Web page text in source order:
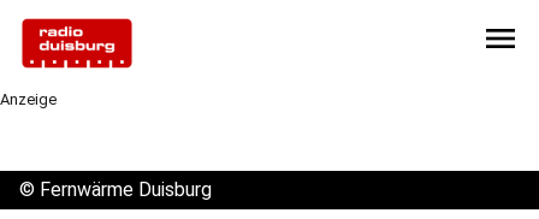
menu
Anzeige
© Fernwärme Duisburg